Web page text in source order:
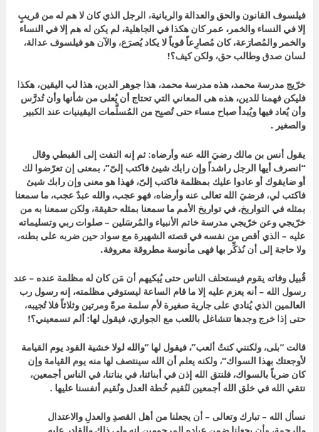
فيلسوف القانون والحق والعدالة والربانية، الرجل الذي كان لا هم له من قريبٍ
إلا في النساء والخمر، عمر كان هكذا في الجاهلية، لم يكن له هم إلا في النساء
والخمر والمُصارَعة، كان مُصارِعاً قوياً لا يكاد يُصرَع، والآن هو فيلسوف عدالة،
لسان صدق وطالب حق، ولكن كيف؟!
خرّيج مدرسة محمد، هذه مدرسة محمد، هذا جوهر الدين، هذا لب اليقين، هكذا
فليكن فهمنا للدين، هذه هى المعاني التي تحتاج أن يُعلى من شأنها وأن تُدرَّس
وأن يُعاد فيها ويُبدأ صباح مساء حتى تُصبِح من المُسلَّمات اليقينيات عند الكبير
والصغير .
يقول أنس بن مالك رضيَ الله عنه وأرضاه: ثم إنه التفت إلى القبطي وقال
“انصرف أيها الرجل راشداً وإن رابك شيئ فاكتب إلىّ”، بمعنى إن تعرّضوا لك
أو ضايقوك أو عادوا عليك بمظلمة فاكتب إلىّ، فهذا هو معنى وإن رابك شيئ
فاكتب لي، فرضيَ الله تعالى عنه وأرضاه، فهو عجب، والله عبدٌ عجب، ما سمعنا
بمثله في التواريخ، في تواريخ الأمم ما سمعنا بمثله حقيقة، ولكن سمعنا به من
خرّيجي وعن خرّيجي مدرسة خاتم الأنبياء والمُرسَلين – صلوات ربي وتسليماته
عليه – الذي أقص من نفسه في قصته الشهيرة مع سواد حين ضربه على بطنه،
ولا حاجة إلى أن نُذكِّر بها فهى مأنوسة مطروقة معروفة.
قُبيل وفاته يقوم فيستحلف الناس حتى يُبكيهم أن مَن كان له مظلمة عنده – عند
رسول الله – أنه يعزم عليه إلا ما قام الساعة ليستوفي مظلمته، إنه رسول رب
العالمين الذي يُنادي على جارية صغيرة لأم سلمة مرةً ومرتين وثلاثاً فلا تُجيبه،
حتى إذا خرج وجدها تتشاغل باللعب مع الجواري، فيقول لها: ألم تسمعيني؟!
قالت “بلى، ولكنني كنتُ ألعب”، فيقول لها “والله لولا خشية القود يوم القيامة
لأوجعتك بهذا السواك”، ولكنه يعلم أن الله سينتصف لها منه يوم القيامة وإن
كان ضرباً بالسواك، فلنتق الله إذن في أبنائنا، في بناتنا، في الناس أجمعين،
نتقي الله في خلق الله أجمعين لنُقيم خُطة العدل ونُقيم أنفسنا عليها .
نسأل الله – تبارك وتعالى – أن يجعلنا من أهل القصدِ والعدلِ والاعتدال